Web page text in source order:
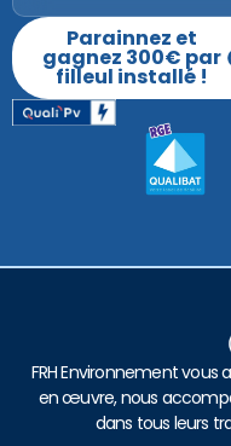
Parainnez et
gagnez 300€ par
filleul installé !
FRH Environnement
en œuvre, nous
dans tous leurs